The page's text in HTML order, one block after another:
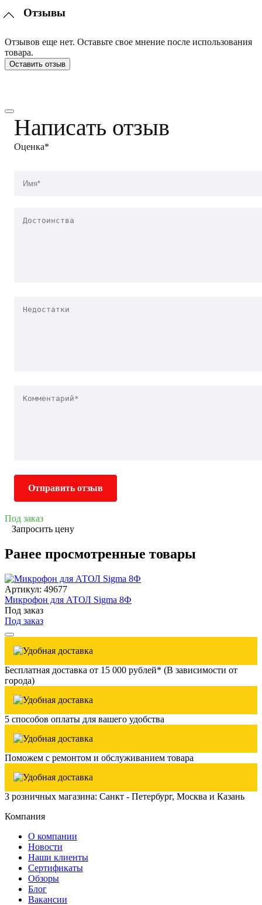
Отзывы
Отзывов еще нет. Оставьте свое мнение после использования
товара.
Оставить отзыв
Написать отзыв
Оценка*
Отправить отзыв
Под заказ
Запросить цену
Ранее просмотренные товары
Артикул: 49677
Микрофон для АТОЛ Sigma 8Ф
Под заказ
Под заказ
Бесплатная доставка от 15 000 рублей* (В зависимости от
города)
5 способов оплаты для вашего удобства
Поможем с ремонтом и обслуживанием товара
3 розничных магазина: Санкт - Петербург, Москва и Казань
Компания
О компании
Новости
Наши клиенты
Сертификаты
Обзоры
Блог
Вакансии